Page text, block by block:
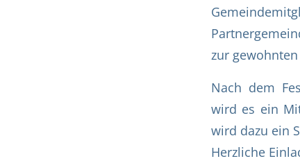
zur
Nach dem
wird es ein
wird dazu ein
Herzliche